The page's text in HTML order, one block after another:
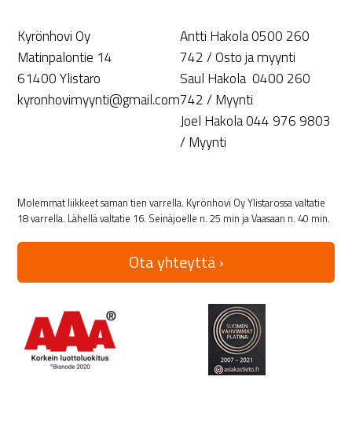
Kyrönhovi Oy
Matinpalontie 14
61400 Ylistaro
kyronhovimyynti@gmail.com
Antti Hakola 0500 260
742 / Osto ja myynti
Saul Hakola 0400 260
742 / Myynti
Joel Hakola 044 976 9803
/ Myynti
Molemmat liikkeet saman tien varrella. Kyrönhovi Oy Ylistarossa valtatie
18 varrella. Lähellä valtatie 16. Seinäjoelle n. 25 min ja Vaasaan n. 40 min.
Ota yhteyttä ›